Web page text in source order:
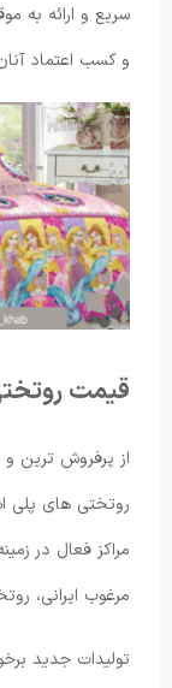
سریع و ارائه
و کسب اعتماد
قیمت
از پرفروش ترین و
روتختی های پلی
مراکز فعال در
مرغوب ایرانی،
تولیدات جدید